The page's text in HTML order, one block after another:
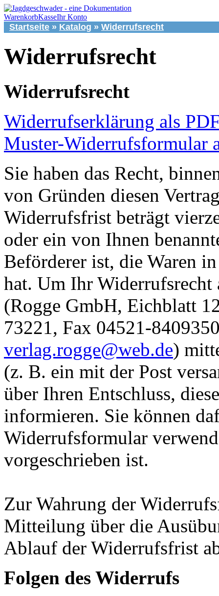
WarenkorbKasseIhr Konto
Startseite » Katalog » Widerrufsrecht
Widerrufsrecht
Widerrufsrecht
Widerrufserklärung als
Muster-Widerrufsformular
Sie haben das Recht,
von Gründen diesen
Widerrufsfrist beträgt
oder ein von Ihnen
Beförderer ist, die Waren
hat. Um Ihr Widerrufsrecht
(Rogge GmbH, Eichblatt
73221, Fax 04521-
verlag.rogge@web.de)
(z. B. ein mit der Post
über Ihren Entschluss,
informieren. Sie können
Widerrufsformular
vorgeschrieben ist.
Zur Wahrung der
Mitteilung über die
Ablauf der Widerrufsfrist
Folgen des Widerrufs